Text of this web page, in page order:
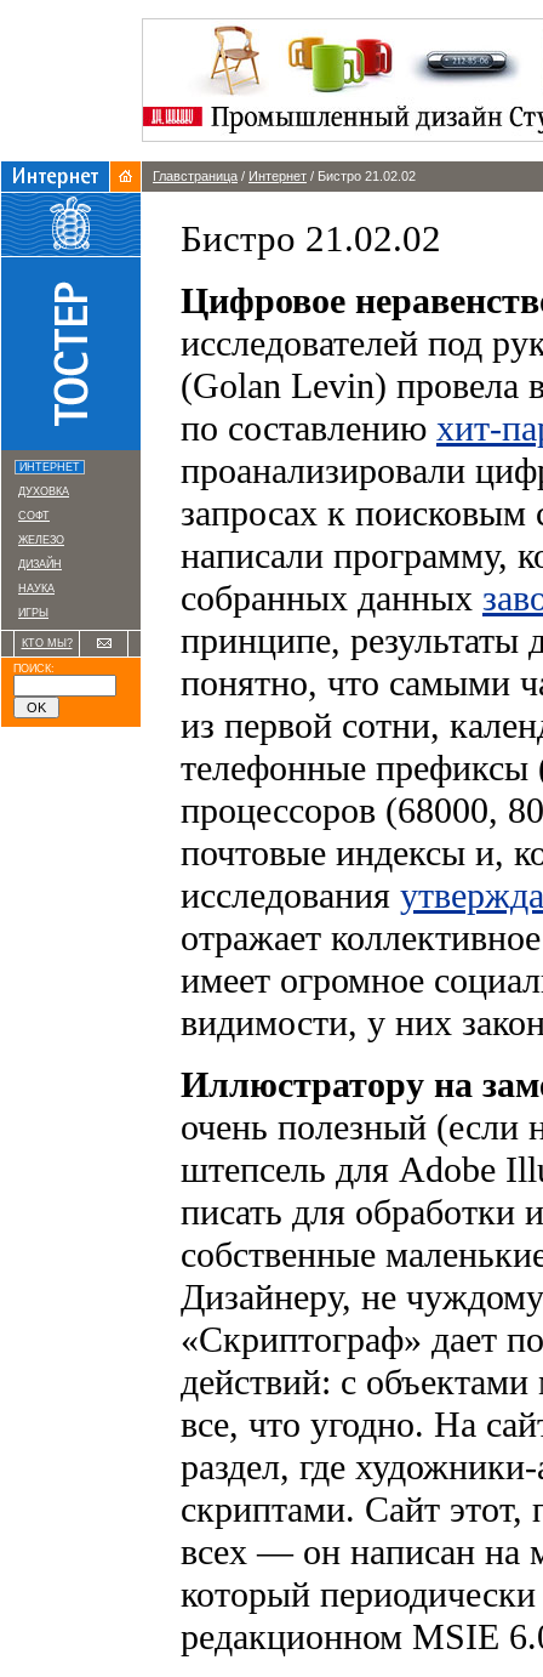
Главстраница / Интернет / Бистро 21.02.02
ИНТЕРНЕТ
ДУХОВКА
СОФТ
ЖЕЛЕЗО
ДИЗАЙН
НАУКА
ИГРЫ
КТО МЫ?
ПОИСК:
Бистро 21.02.02
Цифровое
исследователей под
(Golan Levin) провела
по составлению хит-
проанализировали
запросах к поисковым
написали программу,
собранных данных
принципе, результаты
понятно, что самыми
из первой сотни,
телефонные префиксы
процессоров (68000,
почтовые индексы и,
исследования
отражает
имеет огромное
видимости, у них
Иллюстратору на
очень полезный (если
штепсель для Adobe
писать для обработки
собственные
Дизайнеру, не
«Скриптограф» дает
действий: с
все, что угодно. На
раздел, где
скриптами. Сайт этот,
всех — он написан на
который
редакционном MSIE